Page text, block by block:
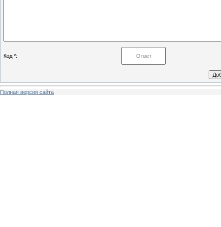
Код *:
Полная версия сайта